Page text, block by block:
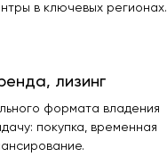
в ключевых регионах.
лизинг
формата владения
покупка, временная